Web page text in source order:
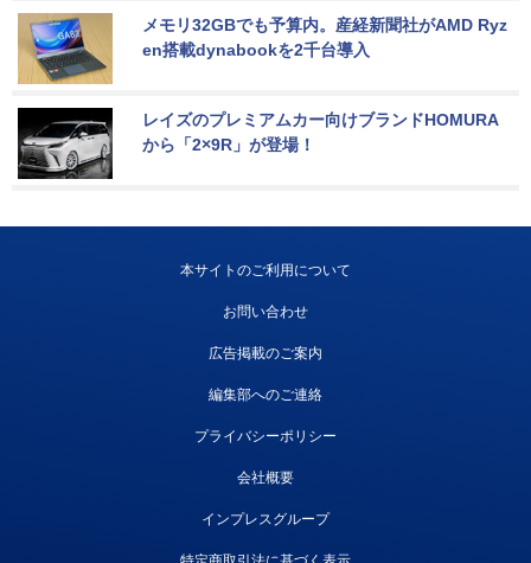
メモリ32GBでも予算内。産経新聞社がAMD Ryz
en搭載dynabookを2千台導入
レイズのプレミアムカー向けブランドHOMURA
から「2×9R」が登場！
本サイトのご利用について
お問い合わせ
広告掲載のご案内
編集部へのご連絡
プライバシーポリシー
会社概要
インプレスグループ